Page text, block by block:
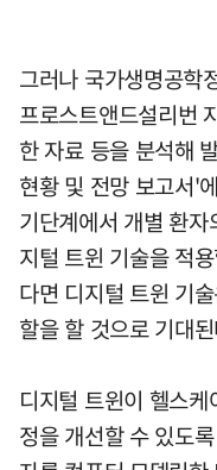
그러나 국가생명공학
프로스트앤드설리번
한 자료 등을 분석해
현황 및 전망 보고서'
기단계에서 개별 환
지털 트윈 기술을 적
다면 디지털 트윈 기
할을 할 것으로 기대
디지털 트윈이 헬스
정을 개선할 수 있도